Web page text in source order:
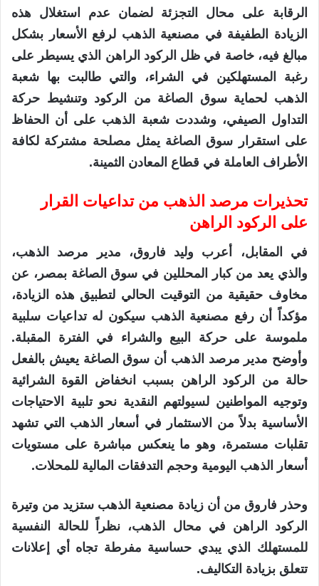
الرقابة على محال التجزئة لضمان عدم استغلال هذه
الزيادة الطفيفة في مصنعية الذهب لرفع الأسعار بشكل
مبالغ فيه، خاصة في ظل الركود الراهن الذي يسيطر على
رغبة المستهلكين في الشراء، والتي طالبت بها شعبة
الذهب لحماية سوق الصاغة من الركود وتنشيط حركة
التداول الصيفي، وشددت شعبة الذهب على أن الحفاظ
على استقرار سوق الصاغة يمثل مصلحة مشتركة لكافة
الأطراف العاملة في قطاع المعادن الثمينة.
تحذيرات مرصد الذهب من تداعيات القرار
على الركود الراهن
في المقابل، أعرب وليد فاروق، مدير مرصد الذهب،
والذي يعد من كبار المحللين في سوق الصاغة بمصر، عن
مخاوف حقيقية من التوقيت الحالي لتطبيق هذه الزيادة،
مؤكداً أن رفع مصنعية الذهب سيكون له تداعيات سلبية
ملموسة على حركة البيع والشراء في الفترة المقبلة.
وأوضح مدير مرصد الذهب أن سوق الصاغة يعيش بالفعل
حالة من الركود الراهن بسبب انخفاض القوة الشرائية
وتوجيه المواطنين لسيولتهم النقدية نحو تلبية الاحتياجات
الأساسية بدلاً من الاستثمار في أسعار الذهب التي تشهد
تقلبات مستمرة، وهو ما ينعكس مباشرة على مستويات
أسعار الذهب اليومية وحجم التدفقات المالية للمحلات.
وحذر فاروق من أن زيادة مصنعية الذهب ستزيد من وتيرة
الركود الراهن في محال الذهب، نظراً للحالة النفسية
للمستهلك الذي يبدي حساسية مفرطة تجاه أي إعلانات
تتعلق بزيادة التكاليف.